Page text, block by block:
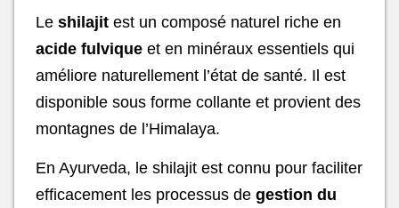
Le shilajit est un composé naturel riche en
acide fulvique et en minéraux essentiels qui
améliore naturellement l’état de santé. Il est
disponible sous forme collante et provient des
montagnes de l’Himalaya.
En Ayurveda, le shilajit est connu pour faciliter
efficacement les processus de gestion du